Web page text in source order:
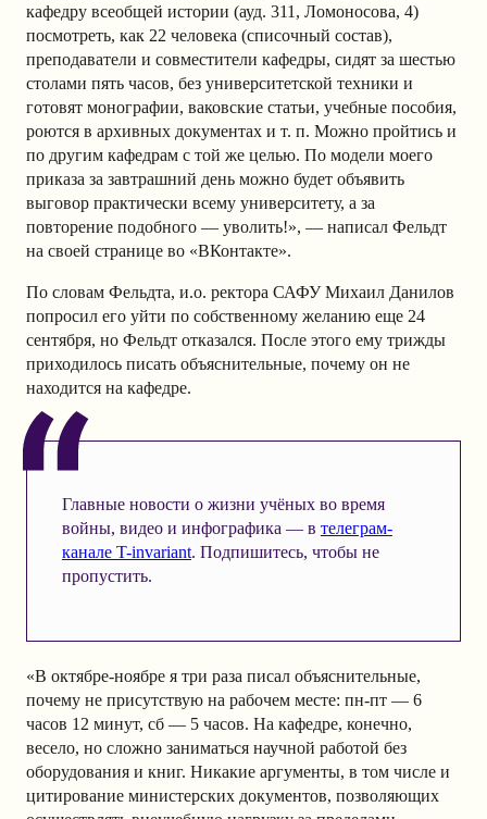
кафедру всеобщей истории (ауд. 311, Ломоносова, 4)
посмотреть, как 22 человека (списочный состав),
преподаватели и совместители кафедры, сидят за шестью
столами пять часов, без университетской техники и
готовят монографии, ваковские статьи, учебные пособия,
роются в архивных документах и т. п. Можно пройтись и
по другим кафедрам с той же целью. По модели моего
приказа за завтрашний день можно будет объявить
выговор практически всему университету, а за
повторение подобного — уволить!», — написал Фельдт
на своей странице во «ВКонтакте».
По словам Фельдта, и.о. ректора САФУ Михаил Данилов
попросил его уйти по собственному желанию еще 24
сентября, но Фельдт отказался. После этого ему трижды
приходилось писать объяснительные, почему он не
находится на кафедре.
Главные новости о жизни учёных во время
войны, видео и инфографика — в телеграм-
канале T-invariant. Подпишитесь, чтобы не
пропустить.
«В октябре-ноябре я три раза писал объяснительные,
почему не присутствую на рабочем месте: пн-пт — 6
часов 12 минут, сб — 5 часов. На кафедре, конечно,
весело, но сложно заниматься научной работой без
оборудования и книг. Никакие аргументы, в том числе и
цитирование министерских документов, позволяющих